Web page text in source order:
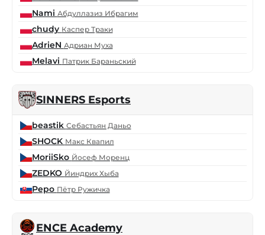
Nami Абдуллазиз Ибрагим
chudy Каспер Траки
AdrieN Адриан Муха
Melavi Патрик Бараньский
SINNERS Esports
beastik Себастьян Даньо
SHOCK Макс Квапил
MoriiSko Йосеф Моренц
ZEDKO Йиндрих Хыба
Pepo Пётр Ружичка
ENCE Academy